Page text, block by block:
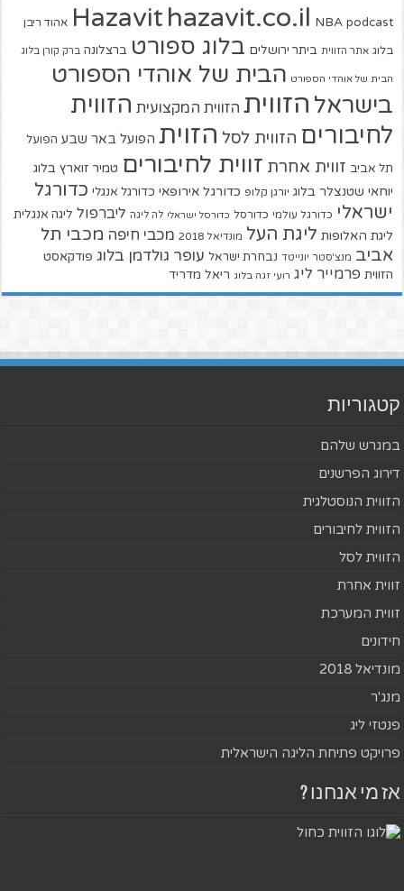
Hazavit hazavit.co.il NBA podcast אהוד ריבן
בלוג אתר הזווית ביתר ירושלים בלוג ספורט ברצלונה ברק קורן בלוג
הבית של אוהדי הספורט הבית של אוהדי הספורט
בישראל הזווית הזווית המקצועית הזווית
לחיבורים הזווית לסל הזוית הפועל באר שבע הפועל
תל אביב זווית אחרת זווית לחיבורים טמיר זוארץ בלוג
יוחאי שטנצלר בלוג יורגן קלופ כדורגל אירופאי כדורגל אנגלי כדורגל
ישראלי כדורגל עולמי כדורסל כדורסל ישראלי לה ליגה ליברפול ליגה אנגלית
ליגת האלופות ליגת העל מונדיאל 2018 מכבי חיפה מכבי תל
אביב מנצ'סטר יונייטד נבחרת ישראל עופר גולדמן בלוג פודקאסט
הזווית פרמייר ליג רועי זגה בלוג ריאל מדריד
קטגוריות
במגרש שלהם
דירוג הפרשנים
הזווית הנוסטלגית
הזווית לחיבורים
הזווית לסל
זווית אחרת
זווית המערכת
חידונים
מונדיאל 2018
מנג'ר
פנטזי ליג
פרויקט פתיחת הליגה הישראלית
אז מי אנחנו ?